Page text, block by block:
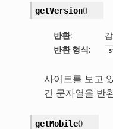
getVersion()
반환:
반환 형식:
사이트를 보고
긴 문자열을 반
getMobile()